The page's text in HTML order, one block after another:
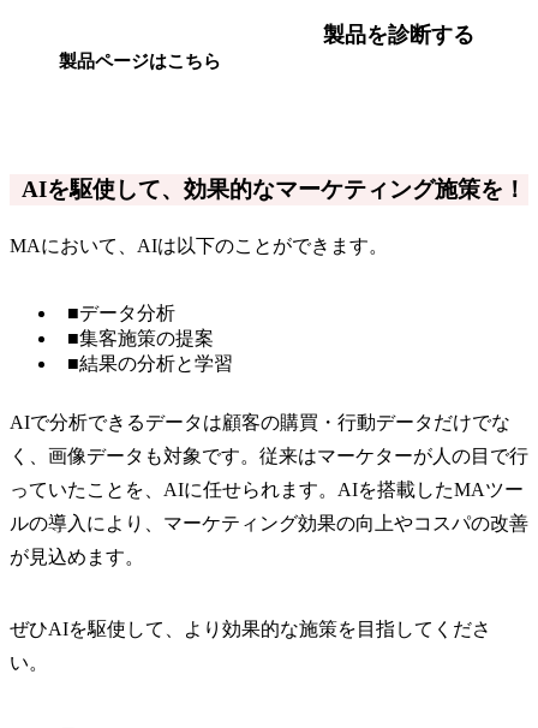
製品ページはこちら
製品を診断する
AIを駆使して、効果的なマーケティング施策を！
MAにおいて、AIは以下のことができます。
■データ分析
■集客施策の提案
■結果の分析と学習
AIで分析できるデータは顧客の購買・行動データだけでな
く、画像データも対象です。従来はマーケターが人の目で行
っていたことを、AIに任せられます。AIを搭載したMAツー
ルの導入により、マーケティング効果の向上やコスパの改善
が見込めます。
ぜひAIを駆使して、より効果的な施策を目指してくださ
い。